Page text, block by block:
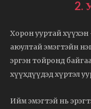
2.
Хорон ууртай хүүхэн
аюултай эмэгтэйн
эргэн тойронд
хүүхдүүдэд хүртэл
Ийм эмэгтэй нь